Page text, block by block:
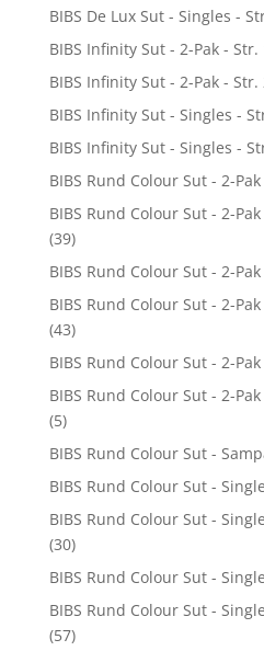
BIBS De Lux Sut - Singles -
BIBS Infinity Sut - 2-Pak - Str.
BIBS Infinity Sut - 2-Pak - Str.
BIBS Infinity Sut - Singles -
BIBS Infinity Sut - Singles -
BIBS Rund Colour Sut - 2-Pak
BIBS Rund Colour Sut - 2-
(39)
BIBS Rund Colour Sut - 2-
BIBS Rund Colour Sut - 2-
(43)
BIBS Rund Colour Sut - 2-
BIBS Rund Colour Sut - 2-
(5)
BIBS Rund Colour Sut -
BIBS Rund Colour Sut -
BIBS Rund Colour Sut -
(30)
BIBS Rund Colour Sut -
BIBS Rund Colour Sut -
(57)